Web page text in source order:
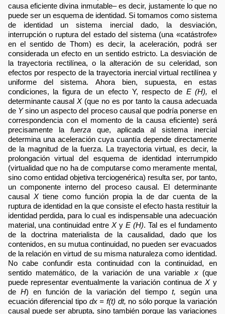
causa eficiente divina inmutable– es decir, justamente lo que no
puede ser un esquema de identidad. Si tomamos como sistema
de identidad un sistema inercial dado, la desviación,
interrupción o ruptura del estado del sistema (una «catástrofe»
en el sentido de Thom) es decir, la aceleración, podrá ser
considerada un efecto en un sentido estricto. La desviación de
la trayectoria rectilínea, o la alteración de su celeridad, son
efectos por respecto de la trayectoria inercial virtual rectilínea y
uniforme del sistema. Ahora bien, supuesta, en estas
condiciones, la figura de un efecto Y, respecto de E (H), el
determinante causal X(que no es por tanto la causa adecuada
de Ysino un aspecto del proceso causal que podría ponerse en
correspondencia con el momento de la causa eficiente) será
precisamente la fuerzaque, aplicada al sistema inercial
determina una aceleración cuya cuantía depende directamente
de la magnitud de la fuerza. La trayectoria virtual, es decir, la
prolongación virtual del esquema de identidad interrumpido
(virtualidad que no ha de computarse como meramente mental,
sino como entidad objetiva terciogenérica) resulta ser, por tanto,
un componente interno del proceso causal. El determinante
causal Xtiene como función propia la de dar cuenta de la
ruptura de identidad en la que consiste el efecto hasta restituir la
identidad perdida, para lo cual es indispensable una adecuación
material, una continuidad entre Xy E (H). Tal es el fundamento
de la doctrina materialista de la causalidad, dado que los
contenidos, en su mutua continuidad, no pueden ser evacuados
de la relación en virtud de su misma naturaleza como identidad.
No cabe confundir esta continuidad con la continuidad, en
sentido matemático, de la variación de una variable x(que
puede representar eventualmente la variación continua de Xy
de H) en función de la variación del tiempo t, según una
ecuación diferencial tipo dx = f(t) dt, no sólo porque la variación
causal puede ser abrupta, sino también porque las variaciones